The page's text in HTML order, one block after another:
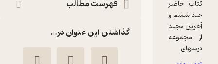
فهرست مطالب
گذاشتن این عنوان در...